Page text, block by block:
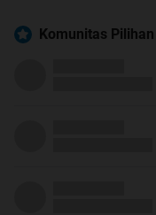
Komunitas Pilihan